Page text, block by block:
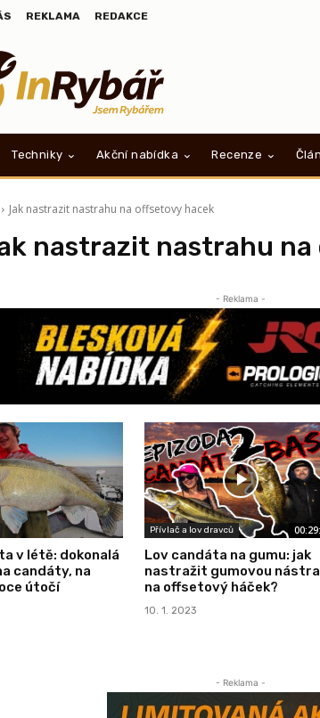
REKLAMA REDAKCE
Techniky Akční nabídka Recenze
Jak nastrazit nastrahu na offsetovy hacek
nastrazit nastrahu
- Reklama -
v létě: dokonalá
candáty, na
útočí
Přívlač a lov dravců
Lov candáta na gumu: jak
nastražit gumovou
na offsetový háček?
10. 1. 2023
- Reklama -